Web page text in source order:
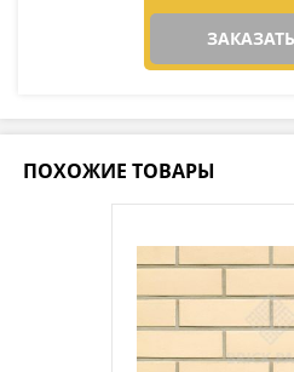
ПОХОЖИЕ ТОВАРЫ